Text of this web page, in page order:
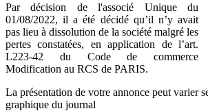
Par décision de l'associé Unique du
01/08/2022, il a été décidé qu’il n’y avait
pas lieu à dissolution de la société malgré les
pertes constatées, en application de l’art.
L223-42 du Code de commerce
Modification au RCS de PARIS.
La présentation de votre annonce peut varier
graphique du journal